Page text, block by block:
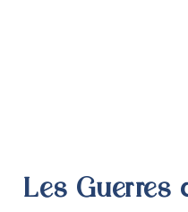
Les Guerres